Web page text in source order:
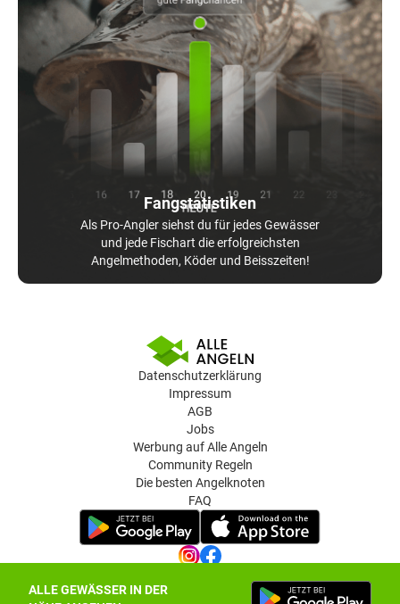
ALLE GEWÄSSER IN DER
Fangstatistiken
Als Pro-Angler siehst du für jedes Gewässer
und jede Fischart die erfolgreichsten
Angelmethoden, Köder und Beisszeiten!
Datenschutzerklärung
Impressum
AGB
Jobs
Werbung auf Alle Angeln
Community Regeln
Die besten Angelknoten
FAQ
Datenschutz-Einstellungen